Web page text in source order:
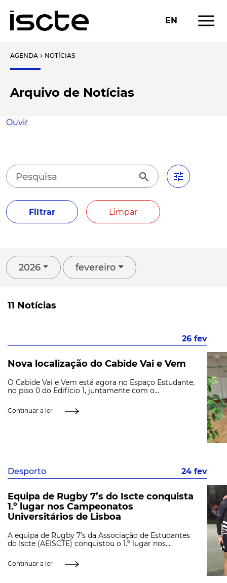
EN menu
AGENDA chevron_right NOTÍCIAS
Arquivo de Notícias
Ouvir
search tune
Filtrar Limpar
2026 fevereiro
11 Notícias
26 fev
Nova localização do Cabide Vai e Vem
O Cabide Vai e Vem está agora no Espaço Estudante,
no piso 0 do Edifício 1, juntamente com o...
Continuar a ler
Desporto 24 fev
Equipa de Rugby 7’s do Iscte conquista
1.º lugar nos Campeonatos
Universitários de Lisboa
A equipa de Rugby 7’s da Associação de Estudantes
do Iscte (AEISCTE) conquistou o 1.º lugar nos...
Continuar a ler